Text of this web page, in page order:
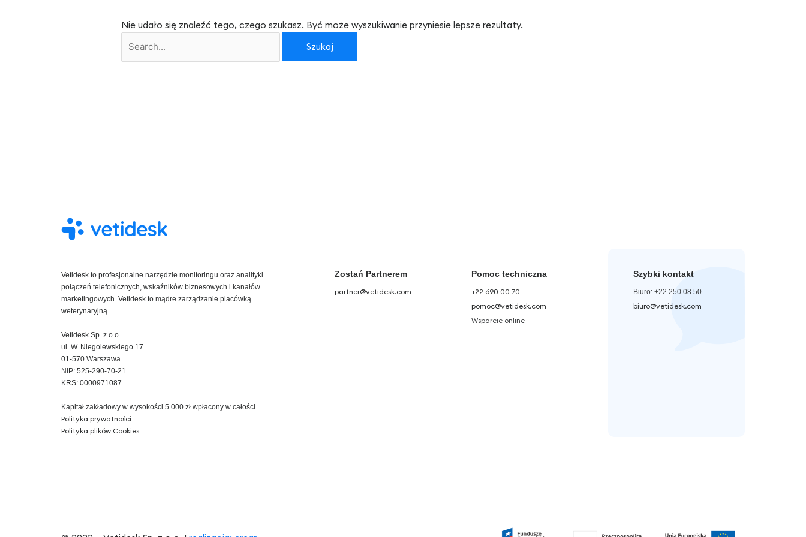
Nie udało się znaleźć tego, czego szukasz. Być może wyszukiwanie przyniesie lepsze rezultaty.
Vetidesk to profesjonalne narzędzie monitoringu oraz analityki
połączeń telefonicznych, wskaźników biznesowych i kanałów
marketingowych. Vetidesk to mądre zarządzanie placówką
weterynaryjną.
Vetidesk Sp. z o.o.
ul. W. Niegolewskiego 17
01-570 Warszawa
NIP: 525-290-70-21
KRS: 0000971087
Kapitał zakładowy w wysokości 5.000 zł wpłacony w całości.
Polityka prywatności
Polityka plików Cookies
Zostań Partnerem
partner@vetidesk.com
Pomoc techniczna
+22 690 00 70
pomoc@vetidesk.com
Wsparcie online
Szybki kontakt
Biuro: +22 250 08 50
biuro@vetidesk.com